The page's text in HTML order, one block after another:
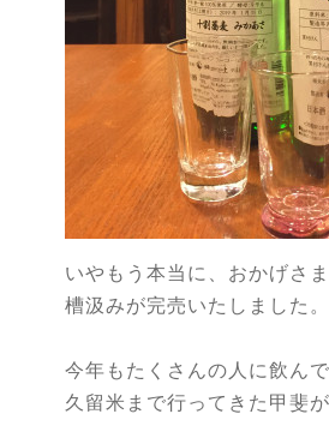
いやもう本当に、おかげさ
槽汲みが完売いたしました。
今年もたくさんの人に飲ん
久留米まで行ってきた甲斐